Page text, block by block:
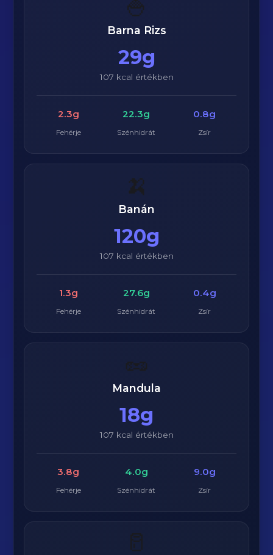
Barna Rizs
29g
107 kcal értékben
2.3g
Fehérje
22.3g
Szénhidrát
0.8g
Zsír
🍌
Banán
120g
107 kcal értékben
1.3g
Fehérje
27.6g
Szénhidrát
0.4g
Zsír
🥜
Mandula
18g
107 kcal értékben
3.8g
Fehérje
4.0g
Szénhidrát
9.0g
Zsír
🥛